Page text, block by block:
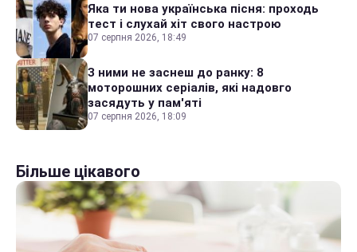
Яка ти нова українська пісня: проходь
тест і слухай хіт свого настрою
07 серпня 2026, 18:49
З ними не заснеш до ранку: 8
моторошних серіалів, які надовго
засядуть у пам'яті
07 серпня 2026, 18:09
Більше цікавого